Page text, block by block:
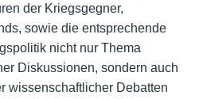
der Kriegsgegner,
sowie die entsprechende
nicht nur Thema
Diskussionen, sondern auch
wissenschaftlicher Debatten